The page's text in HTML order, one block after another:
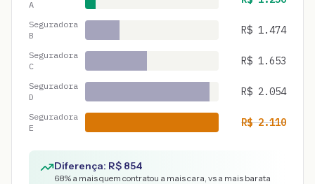
A
Seguradora
B
R$ 1.474
Seguradora
C
R$ 1.653
Seguradora
D
R$ 2.054
Seguradora
E
R$2.110
Diferença: R$ 854
68% a mais quem contratou a mais cara, vs a mais barata